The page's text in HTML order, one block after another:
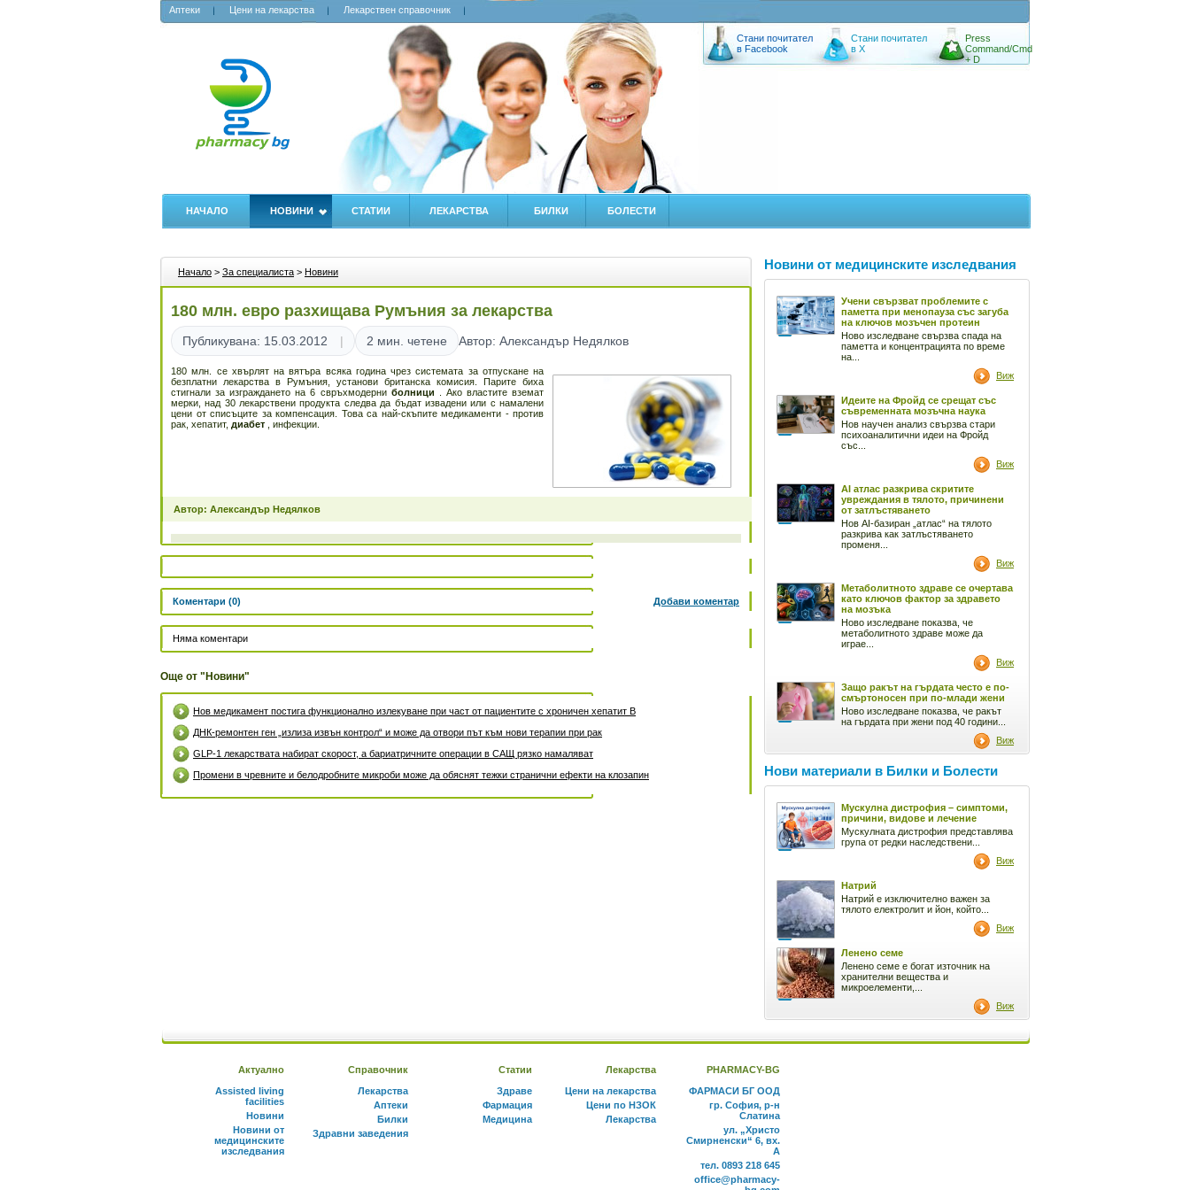
Аптеки Цени на лекарства Лекарствен справочник
Стани почитател
в Facebook
Стани почитател
в X
Press
Command/Cmd
+ D
НАЧАЛО НОВИНИ СТАТИИ ЛЕКАРСТВА БИЛКИ БОЛЕСТИ
Начало > За специалиста > Новини
180 млн. евро разхищава Румъния за лекарства
Публикувана: 15.03.2012 2 мин. четене Автор: Александър Недялков
180 млн. се хвърлят на вятъра всяка година чрез системата за отпускане на
безплатни лекарства в Румъния, установи британска комисия. Парите биха
стигнали за изграждането на 6 свръхмодерни болници
. Ако властите вземат
мерки, над 30 лекарствени продукта следва да бъдат извадени или с намалени
цени от списъците за компенсация. Това са най-скъпите медикаменти - против
рак, хепатит, диабет , инфекции.
Автор: Александър Недялков
Коментари (0) Добави коментар
Няма коментари
Още от "Новини"
Нов медикамент постига функционално излекуване при част от пациентите с хроничен хепатит B
ДНК-ремонтен ген „излиза извън контрол“ и може да отвори път към нови терапии при рак
GLP-1 лекарствата набират скорост, а бариатричните операции в САЩ рязко намаляват
Промени в чревните и белодробните микроби може да обяснят тежки странични ефекти на клозапин
Новини от медицинските изследвания
Учени свързват проблемите с
паметта при менопауза със загуба
на ключов мозъчен протеин
Ново изследване свързва спада на
паметта и концентрацията по време
на...
Виж
Идеите на Фройд се срещат със
съвременната мозъчна наука
Нов научен анализ свързва стари
психоаналитични идеи на Фройд
със...
Виж
AI атлас разкрива скритите
увреждания в тялото, причинени
от затлъстяването
Нов AI-базиран „атлас“ на тялото
разкрива как затлъстяването
променя...
Виж
Метаболитното здраве се очертава
като ключов фактор за здравето
на мозъка
Ново изследване показва, че
метаболитното здраве може да
играе...
Виж
Защо ракът на гърдата често е по-
смъртоносен при по-млади жени
Ново изследване показва, че ракът
на гърдата при жени под 40 години...
Виж
Нови материали в Билки и Болести
Мускулна дистрофия – симптоми,
причини, видове и лечение
Мускулната дистрофия представлява
група от редки наследствени...
Виж
Натрий
Натрий е изключително важен за
тялото електролит и йон, който...
Виж
Ленено семе
Ленено семе е богат източник на
хранителни вещества и
микроелементи,...
Виж
Актуално
Assisted living
facilities
Новини
Новини от
медицинските
изследвания
Справочник
Лекарства
Аптеки
Билки
Здравни заведения
Статии
Здраве
Фармация
Медицина
Лекарства
Цени на лекарства
Цени по НЗОК
Лекарства
PHARMACY-BG
ФАРМАСИ БГ ООД
гр. София, р-н
Слатина
ул. „Христо
Смирненски“ 6, вх.
А
тел. 0893 218 645
office@pharmacy-